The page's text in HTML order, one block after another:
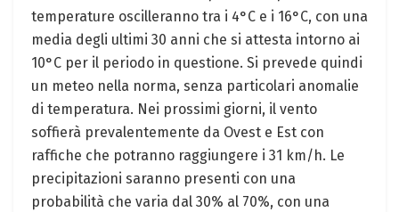
temperature oscilleranno tra i 4°C e i 16°C, con una
media degli ultimi 30 anni che si attesta intorno ai
10°C per il periodo in questione. Si prevede quindi
un meteo nella norma, senza particolari anomalie
di temperatura. Nei prossimi giorni, il vento
soffierà prevalentemente da Ovest e Est con
raffiche che potranno raggiungere i 31 km/h. Le
precipitazioni saranno presenti con una
probabilità che varia dal 30% al 70%, con una